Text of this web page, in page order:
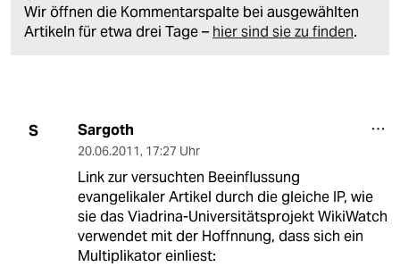
Wir öffnen die Kommentarspalte bei ausgewählten
Artikeln für etwa drei Tage – hier sind sie zu finden.
S Sargoth
20.06.2011, 17:27 Uhr
Link zur versuchten Beeinflussung
evangelikaler Artikel durch die gleiche IP, wie
sie das Viadrina-Universitätsprojekt WikiWatch
verwendet mit der Hoffnnung, dass sich ein
Multiplikator einliest: